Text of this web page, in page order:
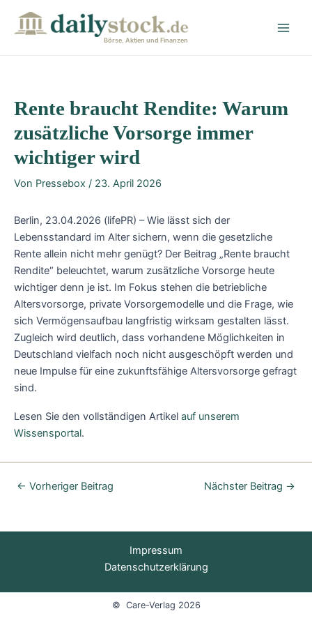
Börse, Aktien und Finanzen
Rente braucht Rendite: Warum
zusätzliche Vorsorge immer
wichtiger wird
Von Pressebox / 23. April 2026
Berlin, 23.04.2026 (lifePR) – Wie lässt sich der
Lebensstandard im Alter sichern, wenn die gesetzliche
Rente allein nicht mehr genügt? Der Beitrag „Rente braucht
Rendite“ beleuchtet, warum zusätzliche Vorsorge heute
wichtiger denn je ist. Im Fokus stehen die betriebliche
Altersvorsorge, private Vorsorgemodelle und die Frage, wie
sich Vermögensaufbau langfristig wirksam gestalten lässt.
Zugleich wird deutlich, dass vorhandene Möglichkeiten in
Deutschland vielfach noch nicht ausgeschöpft werden und
neue Impulse für eine zukunftsfähige Altersvorsorge gefragt
sind.
Lesen Sie den vollständigen Artikel auf unserem
Wissensportal.
← Vorheriger Beitrag Nächster Beitrag →
Impressum
Datenschutzerklärung
© Care-Verlag 2026